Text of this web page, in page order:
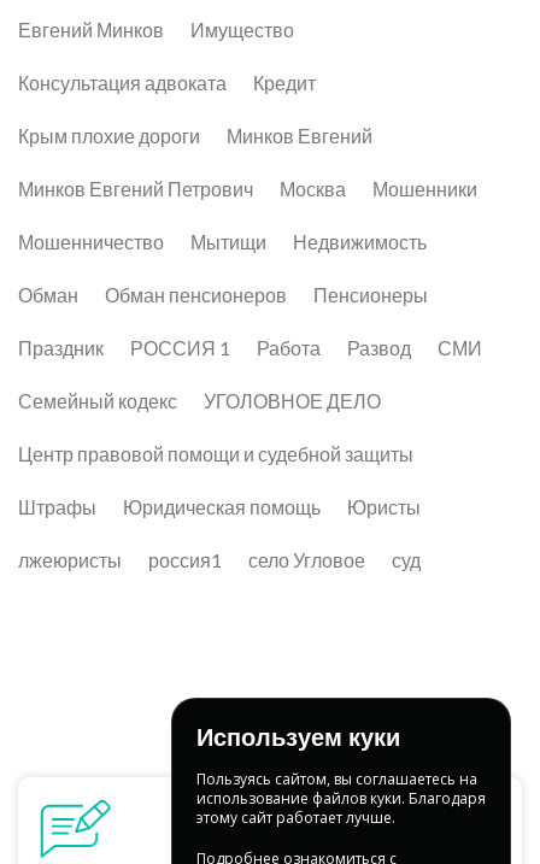
Евгений Минков Имущество
Консультация адвоката Кредит
Крым плохие дороги Минков Евгений
Минков Евгений Петрович Москва Мошенники
Мошенничество Мытищи Недвижимость
Обман Обман пенсионеров Пенсионеры
Праздник РОССИЯ 1 Работа Развод СМИ
Семейный кодекс УГОЛОВНОЕ ДЕЛО
Центр правовой помощи и судебной защиты
Штрафы Юридическая помощь Юристы
лжеюристы россия1 село Угловое суд
Используем куки
Пользуясь сайтом, вы соглашаетесь на
использование файлов куки. Благодаря
этому сайт работает лучше.
Подробнее ознакомиться с